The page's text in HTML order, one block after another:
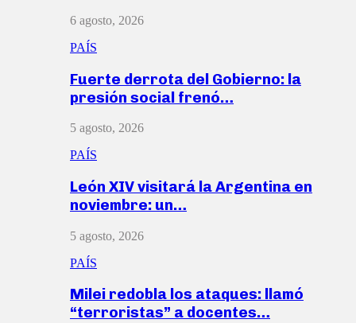
6 agosto, 2026
PAÍS
Fuerte derrota del Gobierno: la
presión social frenó…
5 agosto, 2026
PAÍS
León XIV visitará la Argentina en
noviembre: un…
5 agosto, 2026
PAÍS
Milei redobla los ataques: llamó
“terroristas” a docentes…